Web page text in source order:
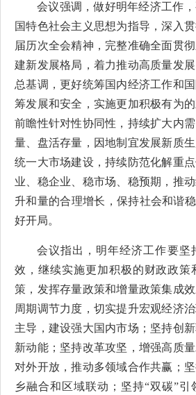
会议强调，做好明年经济工作
国特色社会主义思想为指导，深入
届历次全会精神，完整准确全面贯
建新发展格局，着力推动高质量发
总基调，更好统筹国内经济工作和
筹发展和安全，实施更加积极有为
前瞻性针对性协同性，持续扩大内
量、盘活存量，因地制宜发展新质
统一大市场建设，持续防范化解重
业、稳企业、稳市场、稳预期，推
升和量的合理增长，保持社会和谐
好开局。
会议指出，明年经济工作要坚
效，继续实施更加积极的财政政策
策，发挥存量政策和增量政策集成
周期调节力度，切实提升宏观经济
主导，建设强大国内市场；坚持创
新动能；坚持改革攻坚，增强高质
对外开放，推动多领域合作共赢；
乡融合和区域联动；坚持“双碳”